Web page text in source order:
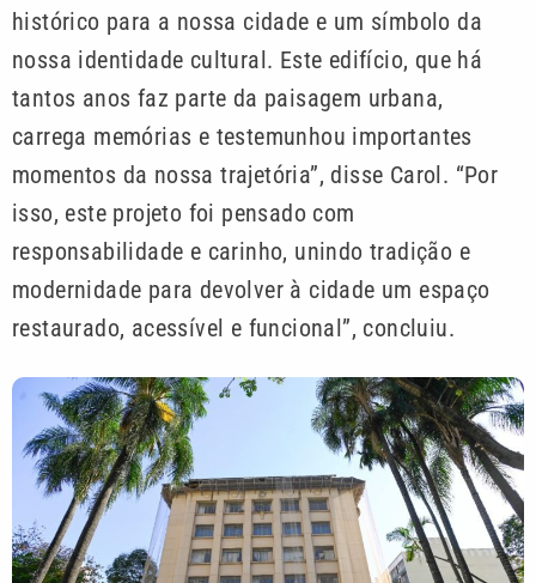
histórico para a nossa cidade e um símbolo da
nossa identidade cultural. Este edifício, que há
tantos anos faz parte da paisagem urbana,
carrega memórias e testemunhou importantes
momentos da nossa trajetória”, disse Carol. “Por
isso, este projeto foi pensado com
responsabilidade e carinho, unindo tradição e
modernidade para devolver à cidade um espaço
restaurado, acessível e funcional”, concluiu.